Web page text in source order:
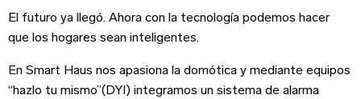
El futuro ya llegó. Ahora con la tecnología podemos hacer
que los hogares sean inteligentes.
En Smart Haus nos apasiona la domótica y mediante equipos
“hazlo tu mismo”(DYI) integramos un sistema de alarma
¡Suscríbete!